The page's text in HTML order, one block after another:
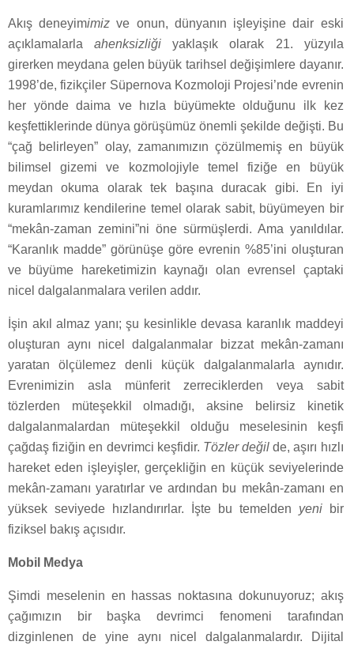
Akış deneyimimiz ve onun, dünyanın işleyişine dair eski
açıklamalarlaahenksizliği yaklaşık olarak 21. yüzyıla
girerken meydana gelen büyük tarihsel değişimlere dayanır.
1998’de, fizikçiler Süpernova Kozmoloji Projesi’nde evrenin
her yönde daima ve hızla büyümekte olduğunu ilk kez
keşfettiklerinde dünya görüşümüz önemli şekilde değişti. Bu
“çağ belirleyen” olay, zamanımızın çözülmemiş en büyük
bilimsel gizemi ve kozmolojiyle temel fiziğe en büyük
meydan okuma olarak tek başına duracak gibi. En iyi
kuramlarımız kendilerine temel olarak sabit, büyümeyen bir
“mekân-zaman zemini”ni öne sürmüşlerdi. Ama yanıldılar.
“Karanlık madde” görünüşe göre evrenin %85’ini oluşturan
ve büyüme hareketimizin kaynağı olan evrensel çaptaki
nicel dalgalanmalara verilen addır.
İşin akıl almaz yanı; şu kesinlikle devasa karanlık maddeyi
oluşturan aynı nicel dalgalanmalar bizzat mekân-zamanı
yaratan ölçülemez denli küçük dalgalanmalarla aynıdır.
Evrenimizin asla münferit zerreciklerden veya sabit
tözlerden müteşekkil olmadığı, aksine belirsiz kinetik
dalgalanmalardan müteşekkil olduğu meselesinin keşfi
çağdaş fiziğin en devrimci keşfidir. Tözler değil de, aşırı hızlı
hareket eden işleyişler, gerçekliğin en küçük seviyelerinde
mekân-zamanı yaratırlar ve ardından bu mekân-zamanı en
yüksek seviyede hızlandırırlar. İşte bu temelden yenibir
fiziksel bakış açısıdır.
Mobil Medya
Şimdi meselenin en hassas noktasına dokunuyoruz; akış
çağımızın bir başka devrimci fenomeni tarafından
dizginlenen de yine aynı nicel dalgalanmalardır. Dijital